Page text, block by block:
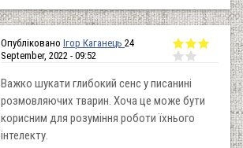
Опубліковано Ігор Каганець 24
September, 2022 - 09:52
Важко шукати глибокий сенс у писанині
розмовляючих тварин. Хоча це може бути
корисним для розуміння роботи їхнього
інтелекту.